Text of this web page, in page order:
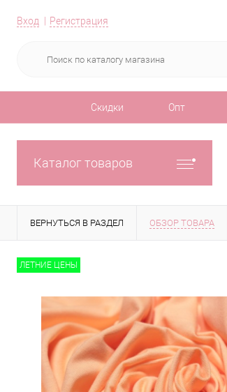
Вход Регистрация
Скидки Опт
Каталог товаров
ВЕРНУТЬСЯ В РАЗДЕЛ ОБЗОР ТОВАРА
ЛЕТНИЕ ЦЕНЫ